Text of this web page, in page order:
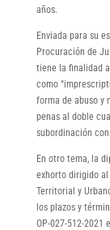
años.
Enviada para su
Procuración de
tiene la finalidad
como
forma de abuso y
penas al doble
subordinación
En otro tema, la
exhorto dirigido
Territorial y
los plazos y
OP-027-512-2021